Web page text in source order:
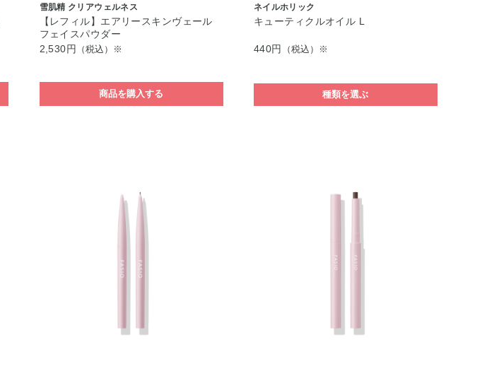
雪肌精 クリアウェルネス
【レフィル】エアリースキンヴェール
フェイスパウダー
2,530円
（税込）※
商品を購入する
ネイルホリック
キューティクルオイル L
440円 （税込）※
種類を選ぶ